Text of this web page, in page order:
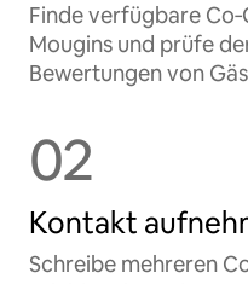
Finde verfügbare
Mougins und prüfe
Bewertungen von
02
Kontakt
Schreibe mehreren